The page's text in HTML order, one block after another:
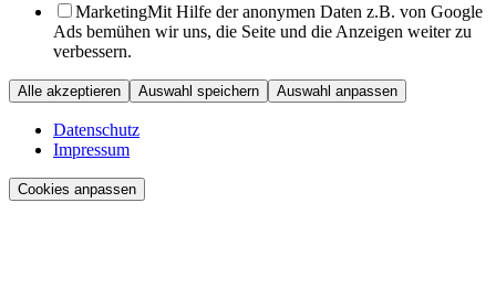
MarketingMit Hilfe der anonymen Daten z.B. von Google
Ads bemühen wir uns, die Seite und die Anzeigen weiter zu
verbessern.
Alle akzeptieren Auswahl speichern Auswahl anpassen
Datenschutz
Impressum
Cookies anpassen